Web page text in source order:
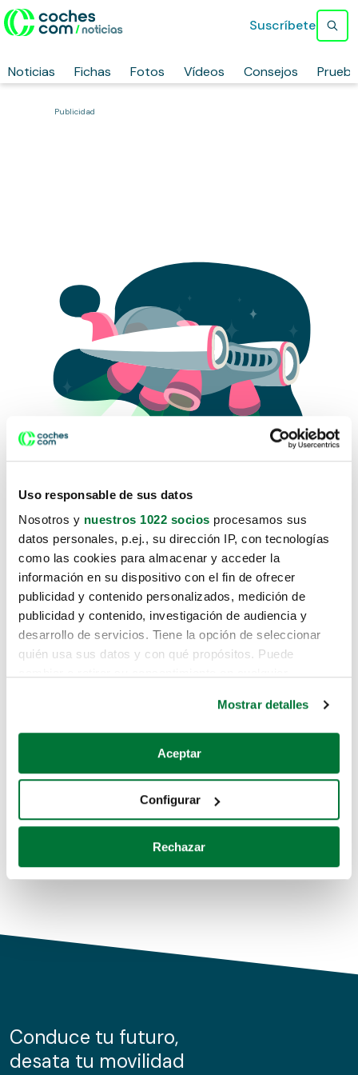
Uso responsable de sus datos
Nosotros y nuestros 1022 socios procesamos sus
datos personales, p.ej., su dirección IP, con tecnologías
como las cookies para almacenar y acceder la
información en su dispositivo con el fin de ofrecer
publicidad y contenido personalizados, medición de
publicidad y contenido, investigación de audiencia y
desarrollo de servicios. Tiene la opción de seleccionar
quién usa sus datos y con qué propósitos. Puede
Si lo permite, también quisiéramos:
Recopilar información sobre su ubicación geográfica
Identificar su dispositivo analizándolo activamente
para buscar características específicas (huellas
Obtenga más información sobre cómo se procesan sus
de cookies.
información sobre el uso que haga del sitio web con
nuestros partners de redes sociales, publicidad y análisis
Mostrar detalles
Aceptar
Configurar
Rechazar
Noticias Fichas Fotos Vídeos Consejos
Suscríbete
Publicidad
Lo sentimos, no sabemos como
te hemos traido hasta aquí.
Pero puedes encontrar el coche que estás
buscando en alguno de estos enlaces:
Coches de segunda mano
Coches de km0
Conduce tu futuro,
desata tu movilidad